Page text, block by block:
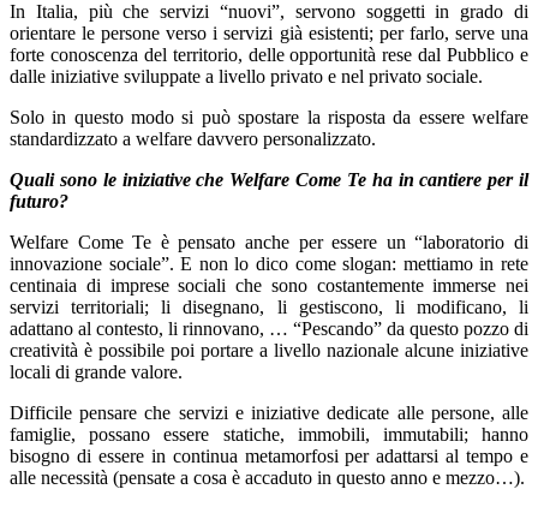
In Italia, più che servizi “nuovi”, servono soggetti in grado di
orientare le persone verso i servizi già esistenti; per farlo, serve una
forte conoscenza del territorio, delle opportunità rese dal Pubblico e
dalle iniziative sviluppate a livello privato e nel privato sociale.
Solo in questo modo si può spostare la risposta da essere welfare
standardizzato a welfare davvero personalizzato.
Quali sono le iniziative che Welfare Come Te ha in cantiere per il
futuro?
Welfare Come Te è pensato anche per essere un “laboratorio di
innovazione sociale”. E non lo dico come slogan: mettiamo in rete
centinaia di imprese sociali che sono costantemente immerse nei
servizi territoriali; li disegnano, li gestiscono, li modificano, li
adattano al contesto, li rinnovano, … “Pescando” da questo pozzo di
creatività è possibile poi portare a livello nazionale alcune iniziative
locali di grande valore.
Difficile pensare che servizi e iniziative dedicate alle persone, alle
famiglie, possano essere statiche, immobili, immutabili; hanno
bisogno di essere in continua metamorfosi per adattarsi al tempo e
alle necessità (pensate a cosa è accaduto in questo anno e mezzo…).